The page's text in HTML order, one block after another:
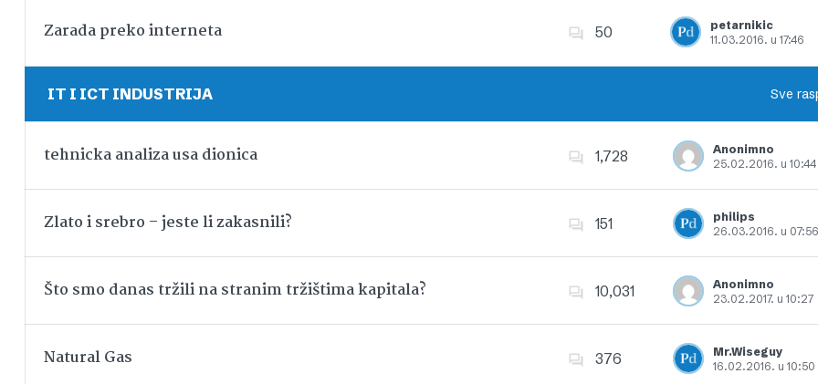
Dodajte u favorite
Zarada preko interneta 50
petarnikic
11.03.2016. u 17:46
Dodajte u favorite
IT I ICT INDUSTRIJA Sve
tehnicka analiza usa dionica 1,728
Anonimno
25.02.2016. u 10:44
Dodajte u favorite
Zlato i srebro – jeste li zakasnili? 151
philips
26.03.2016. u 07:56
Dodajte u favorite
Što smo danas tržili na stranim tržištima kapitala? 10,031
Anonimno
23.02.2017. u 10:27
Dodajte u favorite
Natural Gas 376
Mr.Wiseguy
16.02.2016. u 10:50